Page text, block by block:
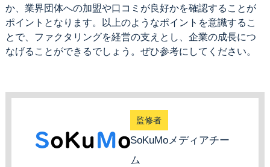
か、業界団体への加盟や口コミが良好かを確認することが
ポイントとなります。以上のようなポイントを意識するこ
とで、ファクタリングを経営の支えとし、企業の成長につ
なげることができるでしょう。ぜひ参考にしてください。
監修者
SoKuMoメディアチー
ム